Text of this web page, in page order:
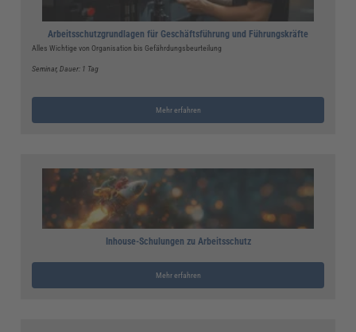
Arbeitsschutzgrundlagen für Geschäftsführung und Führungskräfte
Alles Wichtige von Organisation bis Gefährdungsbeurteilung
Seminar, Dauer: 1 Tag
Mehr erfahren
Inhouse-Schulungen zu Arbeitsschutz
Mehr erfahren